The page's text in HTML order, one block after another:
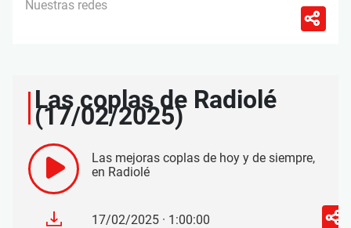
Nuestras redes
Las coplas de Radiolé
(17/02/2025)
Las mejoras coplas de hoy y de siempre,
en Radiolé
17/02/2025 · 1:00:00